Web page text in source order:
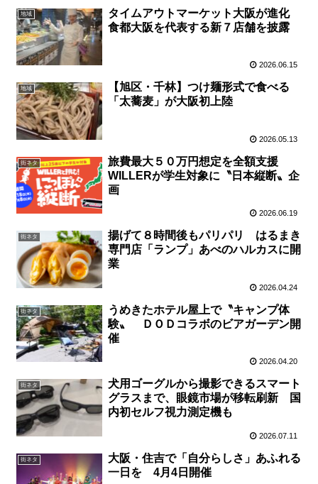
地域
タイムアウトマーケット大阪が進化
食都大阪を代表する新７店舗を披露
2026.06.15
地域
【旭区・千林】つけ麺形式で食べる
「太蕎麦」が大阪初上陸
2026.05.13
街ネタ
旅費最大５０万円想定を全額支援
WILLERが学生対象に〝日本縦断〟企
画
2026.06.19
街ネタ
揚げて８時間後もパリパリ はるまき
専門店「ランプ」あべのハルカスに開
業
2026.04.24
街ネタ
うめきたホテル屋上で〝キャンプ体
験〟 ＤＯＤコラボのビアガーデン開
催
2026.04.20
街ネタ
犬用ゴーグルから撮影できるスマート
グラスまで、眼鏡市場が移転刷新 国
内初セルフ視力測定機も
2026.07.11
街ネタ
大阪・住吉で「自分らしさ」あふれる
一日を 4月4日開催